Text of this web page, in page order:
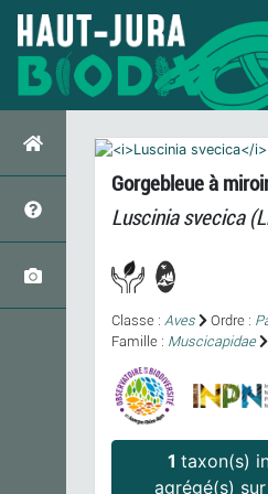
Gorgebleue à
Luscinia svecica
Classe : Aves Ordre :
Famille : Muscicapidae
1taxon(s)